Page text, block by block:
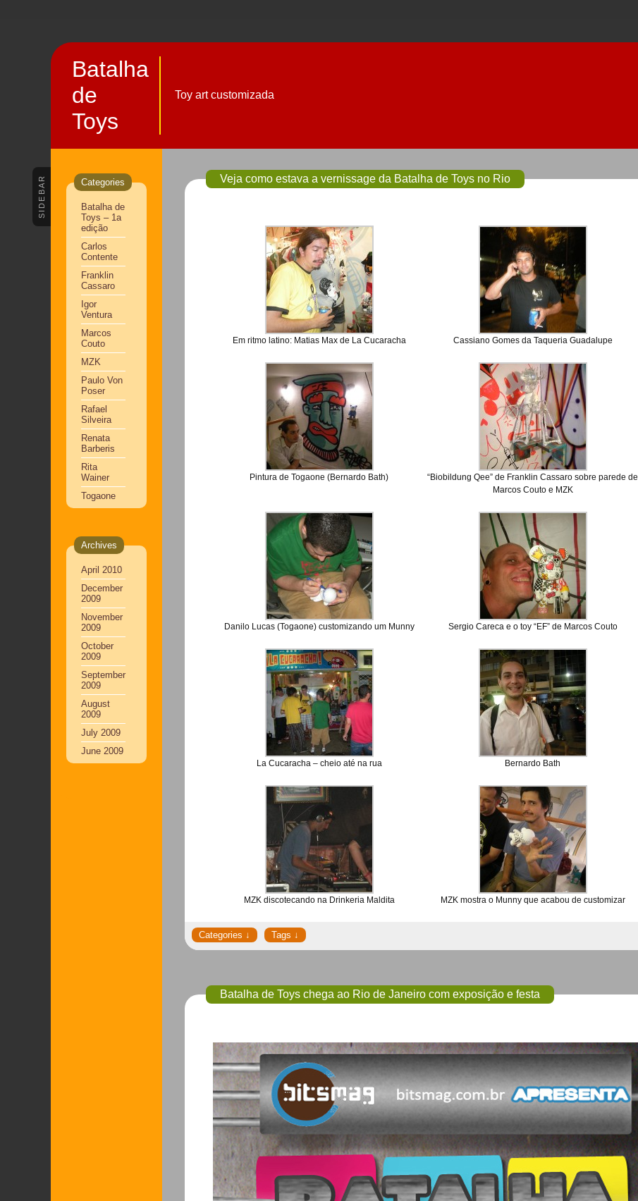
Batalha
de
Toys
Toy art customizada
SIDEBAR Categories
Batalha de
Toys – 1a
edição
Carlos
Contente
Franklin
Cassaro
Igor
Ventura
Marcos
Couto
MZK
Paulo Von
Poser
Rafael
Silveira
Renata
Barberis
Rita
Wainer
Togaone
Archives
April 2010
December
2009
November
2009
October
2009
September
2009
August
2009
July 2009
June 2009
Veja como estava a vernissage da Batalha de Toys no Rio
Em ritmo latino: Matias Max de La Cucaracha Cassiano Gomes da Taqueria Guadalupe
Pintura de Togaone (Bernardo Bath)
“Biobildung Qee” de Franklin Cassaro sobre parede de
Marcos Couto e MZK
Danilo Lucas (Togaone) customizando um Munny Sergio Careca e o toy “EF” de Marcos Couto
La Cucaracha – cheio até na rua Bernardo Bath
MZK discotecando na Drinkeria Maldita MZK mostra o Munny que acabou de customizar
Batalha de Toys chega ao Rio de Janeiro com exposição e festa